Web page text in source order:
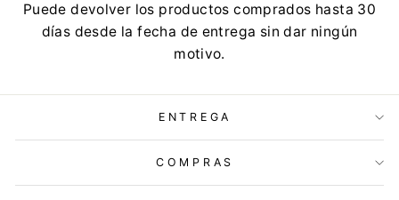
Puede devolver los productos comprados hasta 30
días desde la fecha de entrega sin dar ningún
motivo.
ENTREGA
COMPRAS